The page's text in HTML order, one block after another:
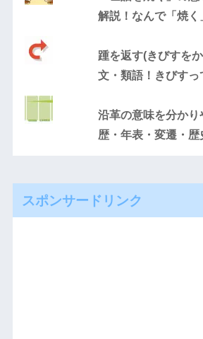
解説！なんで「焼く
踵を返す(きびすを
文・類語！きびすっ
沿革の意味を分か
歴・年表・変遷・歴
スポンサードリンク